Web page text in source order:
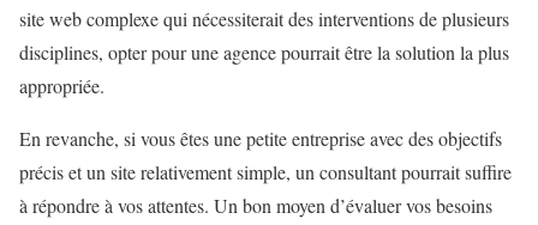
site web complexe qui nécessiterait des interventions de plusieurs
disciplines, opter pour une agence pourrait être la solution la plus
appropriée.
En revanche, si vous êtes une petite entreprise avec des objectifs
précis et un site relativement simple, un consultant pourrait suffire
à répondre à vos attentes. Un bon moyen d’évaluer vos besoins